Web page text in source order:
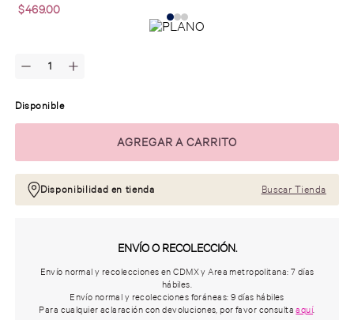
$469.00
Disponible
Disponibilidad en tienda Buscar Tienda
ENVÍO O RECOLECCIÓN.
Envío normal y recolecciones en CDMX y Area metropolitana: 7 días
hábiles.
Envío normal y recolecciones foráneas: 9 días hábiles
Para cualquier aclaración con devoluciones, por favor consultaaquí.